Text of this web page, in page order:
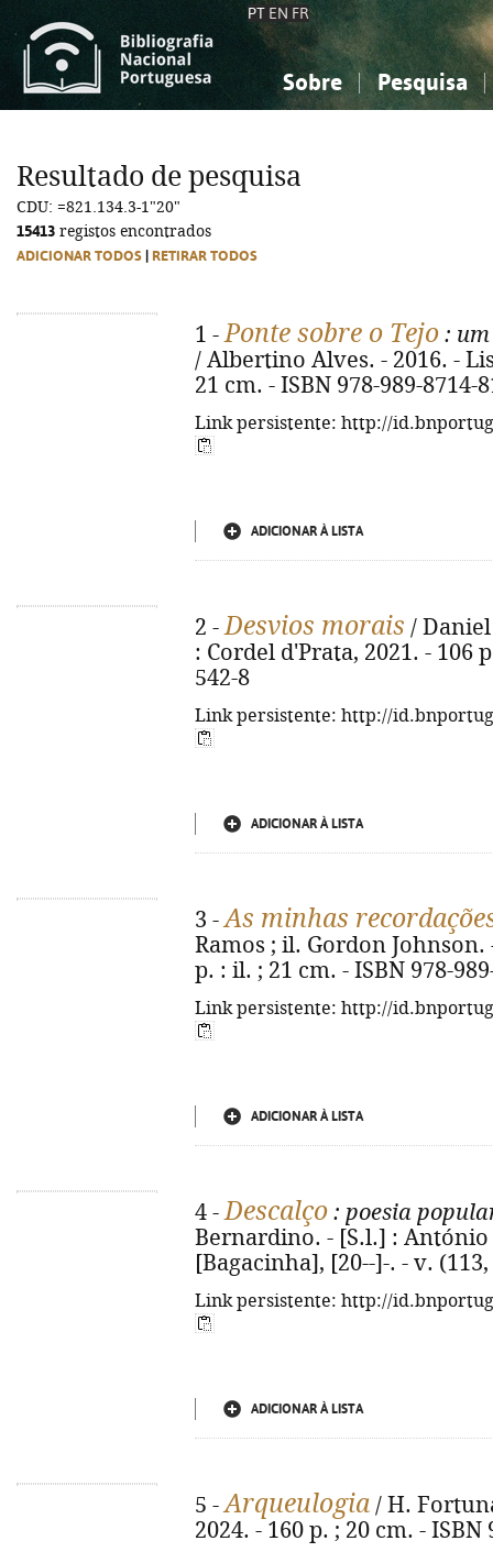
PT EN FR
Sobre Pesquisa
Ciências sociais...
Ciências sociais...
Resultado de pesquisa
CDU: =821.134.3-1"20"
15413 registos encontrados
ADICIONAR TODOS RETIRAR TODOS
1 -Ponte sobre o Tejo :
/ Albertino Alves. - 2016. -
21 cm. - ISBN 978-989-8714-
Link persistente: http://
ADICIONAR À LISTA
2 -Desvios morais /
: Cordel d'Prata, 2021. - 106
542-8
Link persistente: http://
ADICIONAR À LISTA
3 -As minhas
Ramos ; il. Gordon Johnson.
p. : il. ; 21 cm. - ISBN 978-
Link persistente: http://
ADICIONAR À LISTA
4 -Descalço : poesia
Bernardino. - [S.l.] :
[Bagacinha], [20--]-. - v.
Link persistente: http://
ADICIONAR À LISTA
5 -Arqueulogia / H.
2024. - 160 p. ; 20 cm. - ISBN